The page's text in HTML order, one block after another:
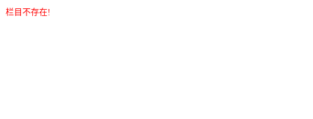
栏目不存在!